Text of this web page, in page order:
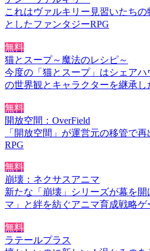
これはヴァルキリー見習いたち
としたファンタジーRPG
無料
猫とスープ～魔法のレシピ～
今度の「猫とスープ」はシェア
の世界観とキャラクターを継承
無料
開放空間：OverField
「開放空間」が運営元の移管で
RPG
無料
崩壊：ネクサスアニマ
新たな「崩壊」シリーズが幕を
マ」と絆を紡ぐアニマ育成戦略ゲ
無料
ラテールプラス